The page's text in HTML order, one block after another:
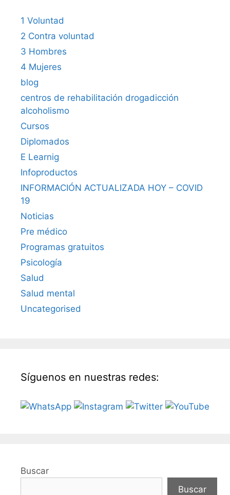
1 Voluntad
2 Contra voluntad
3 Hombres
4 Mujeres
blog
centros de rehabilitación drogadicción
alcoholismo
Cursos
Diplomados
E Learnig
Infoproductos
INFORMACIÓN ACTUALIZADA HOY – COVID
19
Noticias
Pre médico
Programas gratuitos
Psicología
Salud
Salud mental
Uncategorised
Síguenos en nuestras redes:
Buscar
Buscar